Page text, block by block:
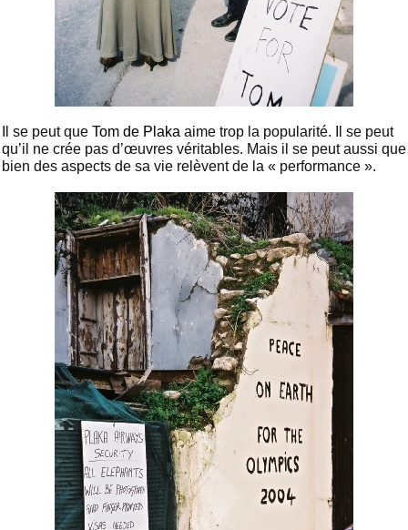
Il se peut que Tom de Plaka aime trop la popularité. Il se peut
qu’il ne crée pas d’œuvres véritables. Mais il se peut aussi que
bien des aspects de sa vie relèvent de la « performance ».